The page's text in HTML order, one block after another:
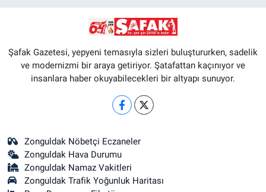
Şafak Gazetesi, yepyeni temasıyla sizleri buluştururken, sadelik
ve modernizmi bir araya getiriyor. Şatafattan kaçınıyor ve
insanlara haber okuyabilecekleri bir altyapı sunuyor.
Zonguldak Nöbetçi Eczaneler
Zonguldak Hava Durumu
Zonguldak Namaz Vakitleri
Zonguldak Trafik Yoğunluk Haritası